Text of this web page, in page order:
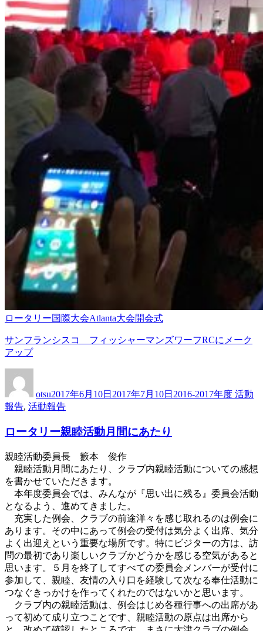
ロータリー国際大会Atlanta大会開会式
サンフランシスコ フィッシャーマンズワーフRCにメーク
アップ
者
otsu日:
2017年6月10日 2017年7月10日ゴ
2016-2017年度 活動
報告, 活動報告
ロータリー親睦活動月間にあたり
親睦活動委員長 籔本 俊作
親睦活動月間にあたり、クラブ内親睦活動についての感想
を書かせていただきます。
本年度委員会では、みんなが『思い出に残る』委員会活動
となるよう、進めてきました。
充実した例会、クラブの前途洋々を感じ取れるのは例会に
あります。その中にあって例会の受付は気分よく出席、気分
よく出迎えという重要な場所です。特にビジターの方は、訪
問の最初であり楽しいクラブかどうかを感じる空気があると
思います。５月を終了してすべての委員会メンバーが受付に
参加して、親睦、友情の入り口を経験して次なる奉仕活動に
つなぐきっかけを作ってくれたのではないかと思います。
クラブ内の親睦活動は、例会はじめ各種行事への出席があ
って初めて成り立つことです、親睦活動の原点は出席から